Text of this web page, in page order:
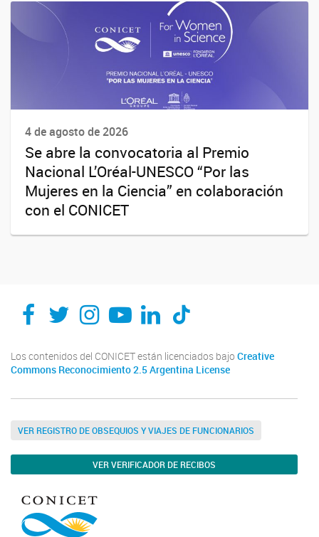
4 de agosto de 2026
Se abre la convocatoria al Premio
Nacional L’Oréal-UNESCO “Por las
Mujeres en la Ciencia” en colaboración
con el CONICET
Los contenidos del CONICET están licenciados bajo Creative
Commons Reconocimiento 2.5 Argentina License
VER REGISTRO DE OBSEQUIOS Y VIAJES DE FUNCIONARIOS
VER VERIFICADOR DE RECIBOS